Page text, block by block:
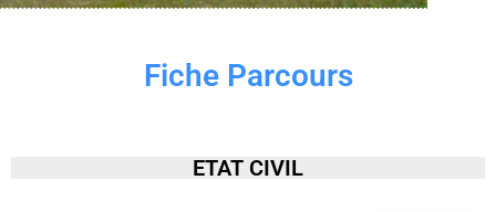
Fiche Parcours
ETAT CIVIL